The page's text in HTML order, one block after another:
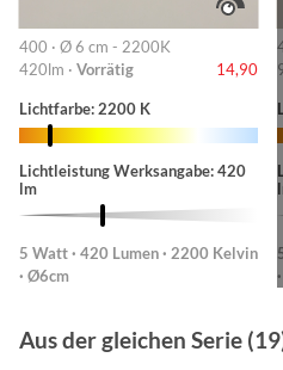
400 · Ø 6 cm - 2200K
420lm · Vorrätig 14,90
Lichtfarbe: 2200 K
Lichtleistung Werksangabe: 420
lm
5 Watt · 420 Lumen · 2200 Kelvin
· Ø6cm
Aus der gleichen Serie